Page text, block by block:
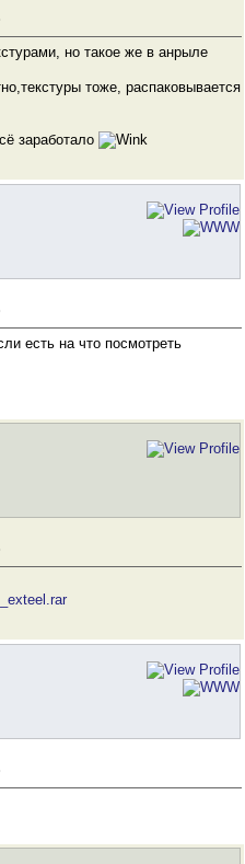
но такое же в анрыле
тоже, распаковывается
заработало
есть на что посмотреть